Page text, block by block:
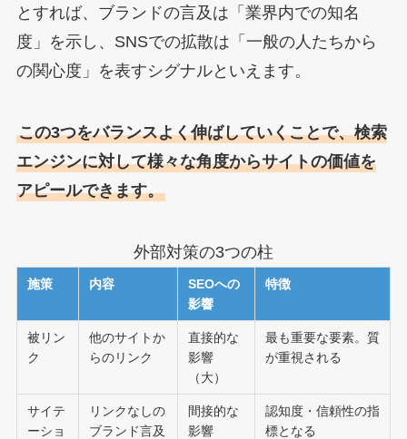
とすれば、ブランドの言及は「業界内での知名
度」を示し、SNSでの拡散は「一般の人たちから
の関心度」を表すシグナルといえます。
この3つをバランスよく伸ばしていくことで、検索
エンジンに対して様々な角度からサイトの価値を
アピールできます。
外部対策の3つの柱
施策 内容
SEOへの
影響
特徴
被リン
ク
他のサイトか
らのリンク
直接的な
影響
（大）
最も重要な要素。質
が重視される
サイテ
ーショ
リンクなしの
ブランド言及
間接的な
影響
認知度・信頼性の指
標となる